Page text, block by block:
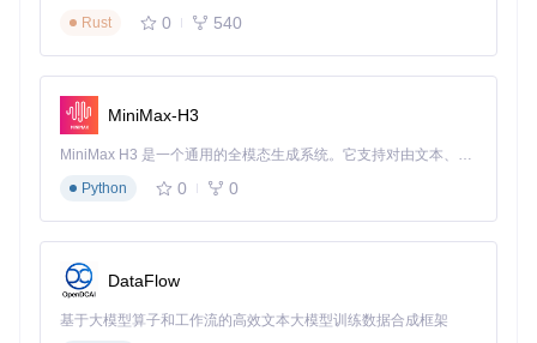
豪华主题（Deluxe）：丰富色彩搭配，适合派对氛围
季节主题：夏季、冬季等季节专属背景，增强代入感
主题文件位于game/themes目录下，高级用户可通过修改.ini
文件自定义主题颜色和元素。
音效优化专业技巧
进入"音频设置"界面，开启"均衡器"功能
人声增强：适当提升2-4kHz频段
混响效果：选择"小房间"模式增加空间感
保存自定义音效配置，方便下次快速调用
Rust
0 540
MiniMax-H3
MiniMax H3 是一个通用的全模态生成系统。它支持对由文本、图像、视频和音频组成的多模态上下文进行统一理解，并能生成分辨率高达 2K、时长可达 15 秒的带原生立体声音频的视频。得益于面向任务泛化的系统设计，H3 在预训练阶段就已具备广泛的多模态上下文理解与生成能力，能够出色地执行复杂的多模态指令。
Python
0 0
DataFlow
基于大模型算子和工作流的高效文本大模型训练数据合成框架